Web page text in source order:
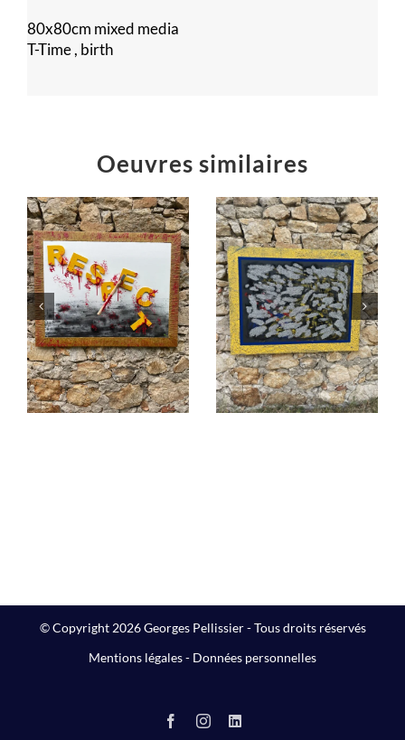
80x80cm mixed media
T-Time , birth
Oeuvres similaires
Poussières
d’étoiles
Peintures
The Big Winner
Peintures
© Copyright 2026 Georges Pellissier - Tous droits réservés
Mentions légales- Données personnelles
FacebookInstagramLinkedIn